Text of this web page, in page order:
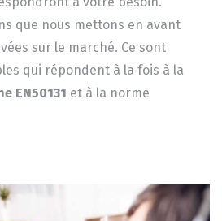
que nous mettons en avant
sur le marché. Ce sont
qui répondent à la fois à la
EN50131 et à la norme